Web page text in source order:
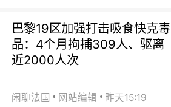
巴黎19区加强打击吸食快克毒
品：4个月拘捕309人、驱离
近2000人次
闲聊法国 网站编辑 昨天15:19